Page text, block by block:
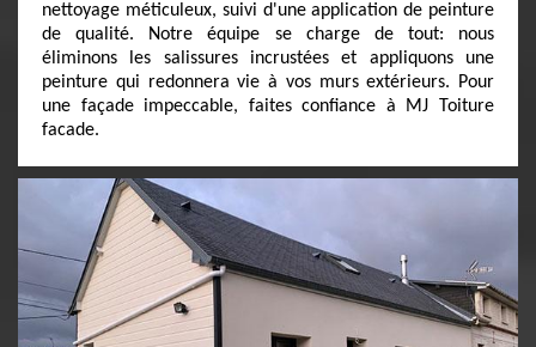
nettoyage méticuleux, suivi d'une application de peinture
de qualité. Notre équipe se charge de tout: nous
éliminons les salissures incrustées et appliquons une
peinture qui redonnera vie à vos murs extérieurs. Pour
une façade impeccable, faites confiance à MJ Toiture
facade.